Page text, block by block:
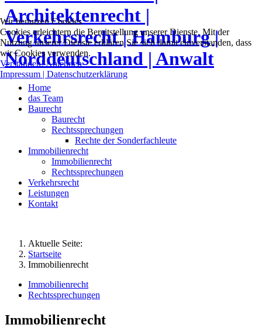
Home
das Team
Baurecht
Baurecht
Rechtssprechungen
Rechte der Sonderfachleute
Immobilienrecht
Immobilienrecht
Rechtssprechungen
Verkehrsrecht
Leistungen
Kontakt
Aktuelle Seite:
Startseite
Immobilienrecht
Immobilienrecht
Rechtssprechungen
Immobilienrecht
Wir benutzen Cookies
Cookies erleichtern die Bereitstellung unserer Dienste. Mit der
Nutzung unserer Dienste erklären Sie sich damit einverstanden, dass
wir Cookies verwenden.
Verstanden!Ablehnen
Impressum | Datenschutzerklärung